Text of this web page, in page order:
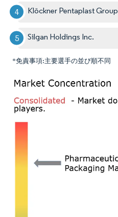
Klöckner Pentaplast Group
Silgan Holdings Inc.
*免責事項:主要選手の並び順不同